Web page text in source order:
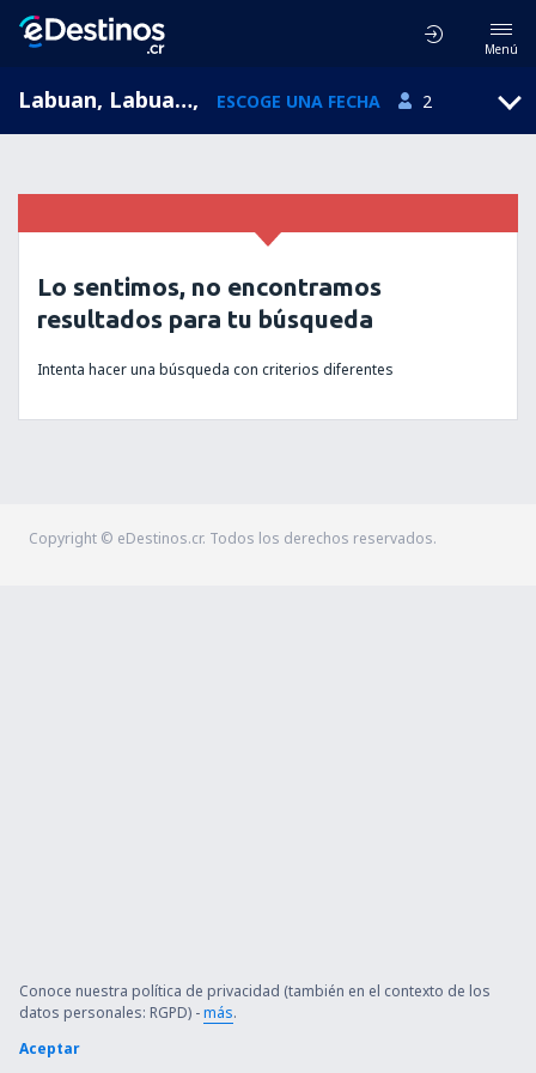
Menú
Labuan, Labuan Airport, Labuan, Malasia (LBU), ESCOGE UNA FECHA 2
Lo sentimos, no encontramos
resultados para tu búsqueda
Intenta hacer una búsqueda con criterios diferentes
Copyright © eDestinos.cr. Todos los derechos reservados.
Conoce nuestra política de privacidad (también en el contexto de los
datos personales: RGPD) -más.
Aceptar